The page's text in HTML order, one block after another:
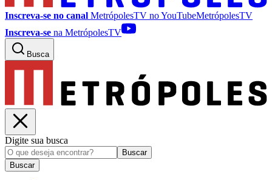
Inscreva-se no canal MetrópolesTV noYouTubeMetrópolesTV
Inscreva-se na MetrópolesTV
Busca
Digite sua busca
Buscar
Buscar